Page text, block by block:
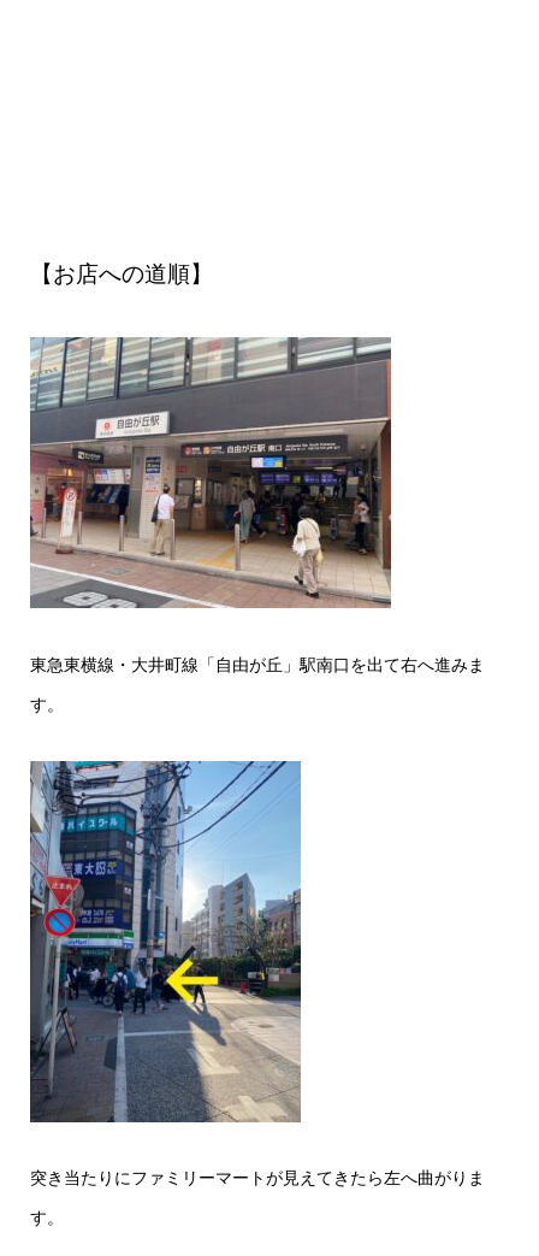
【お店への道順】
東急東横線・大井町線「自由が丘」駅南口を出て右へ進みま
す。
突き当たりにファミリーマートが見えてきたら左へ曲がりま
す。